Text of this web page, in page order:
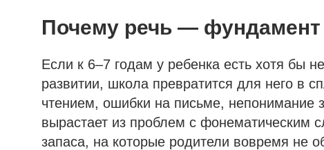
Почему речь —
Если к 6–7 годам у ребенка есть хотя бы
развитии, школа превратится для него в
чтением, ошибки на письме, непонимание
вырастает из проблем с фонематическим
запаса, на которые родители вовремя не